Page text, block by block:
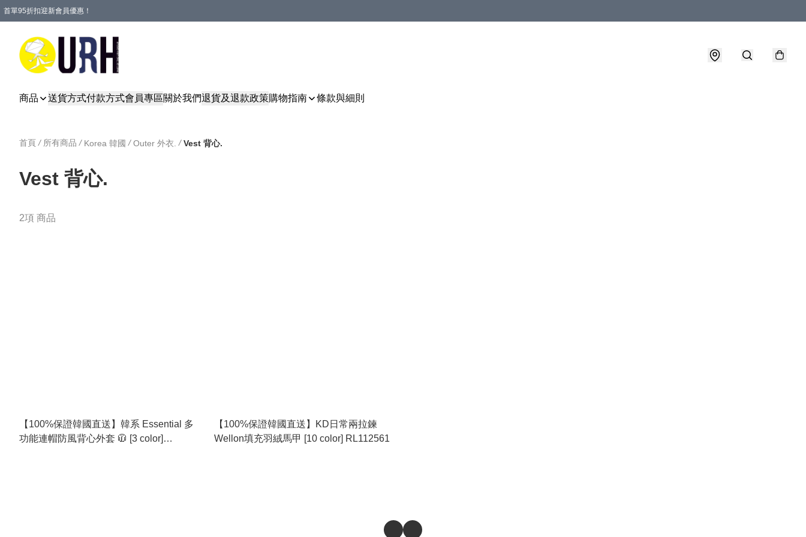
首單95折扣迎新會員優惠！
商品 送貨方式付款方式會員專區關於我們退貨及退款政策購物指南 條款與細則
首頁 / 所有商品 / Korea 韓國 / Outer 外衣. / Vest 背心.
Vest 背心.
2項 商品
【100%保證韓國直送】韓系 Essential 多
功能連帽防風背心外套 🧥 [3 color]
【100%保證韓國直送】KD日常兩拉鍊
Wellon填充羽絨馬甲 [10 color] RL112561